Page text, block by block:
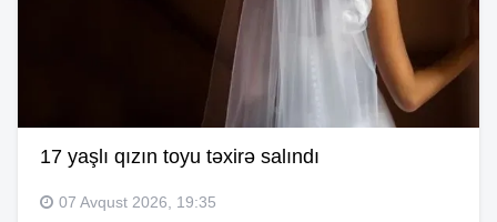
17 yaşlı qızın toyu təxirə salındı
07 Avqust 2026, 19:35